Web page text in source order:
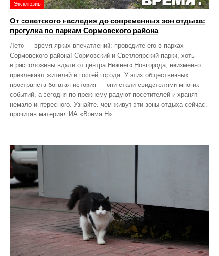
Эксклюзив
От советского наследия до современных зон отдыха:
прогулка по паркам Сормовского района
Лето — время ярких впечатлений: проведите его в парках
Сормовского района! Сормовский и Светлоярский парки, хоть
и расположены вдали от центра Нижнего Новгорода, неизменно
привлекают жителей и гостей города. У этих общественных
пространств богатая история — они стали свидетелями многих
событий, а сегодня по‑прежнему радуют посетителей и хранят
немало интересного. Узнайте, чем живут эти зоны отдыха сейчас,
прочитав материал ИА «Время Н».